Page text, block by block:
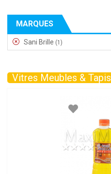
MARQUES
Sani Brille (1)
Vitres Meubles & Tapis